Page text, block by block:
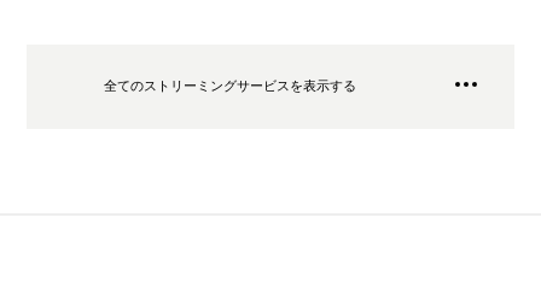
全てのストリーミングサービスを表示する